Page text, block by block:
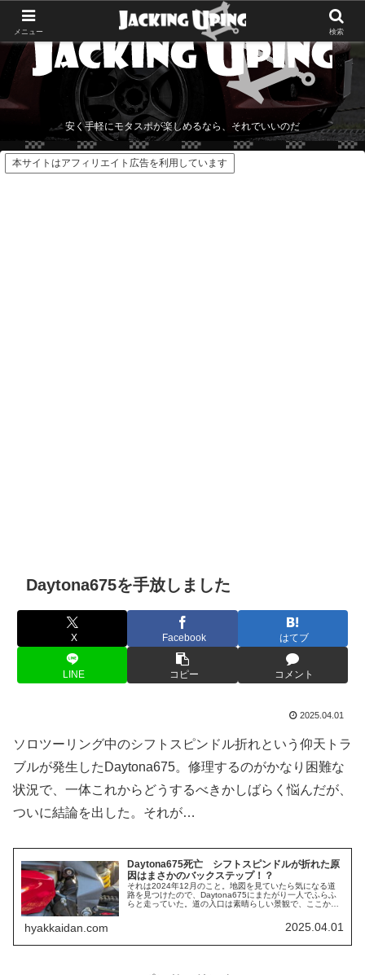
安く手軽にモタスポが楽しめるなら、それでいいのだ
本サイトはアフィリエイト広告を利用しています
Daytona675を手放しました
X Facebook はてブ
LINE コピー コメント
2025.04.01
ソロツーリング中のシフトスピンドル折れという仰天トラ
ブルが発生したDaytona675。修理するのがかなり困難な
状況で、一体これからどうするべきかしばらく悩んだが、
ついに結論を出した。それが…
Daytona675死亡 シフトスピンドルが折れた原
因はまさかのバックステップ！？
それは2024年12月のこと。地図を見ていたら気になる道
路を見つけたので、Daytona675にまたがり一人でふらふ
らと走っていた。道の入口は素晴らしい景観で、ここから
hyakkaidan.com 2025.04.01
メニュー 検索